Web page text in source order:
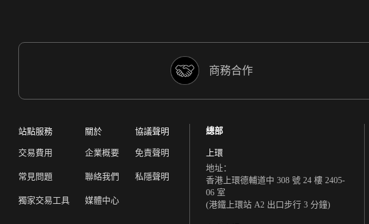
商務合作
站點服務
交易費用
常見問題
獨家交易工具
關於
企業概要
聯絡我們
媒體中心
協議聲明
免責聲明
私隱聲明
總部
上環
地址：
香港上環德輔道中 308 號 24 樓 2405-
06 室
(港鐵上環站 A2 出口步行 3 分鐘)